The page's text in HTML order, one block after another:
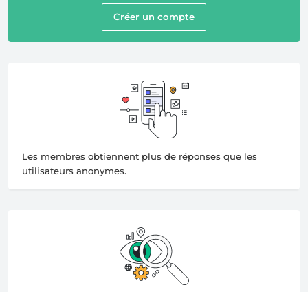
Créer un compte
Les membres obtiennent plus de réponses que les
utilisateurs anonymes.